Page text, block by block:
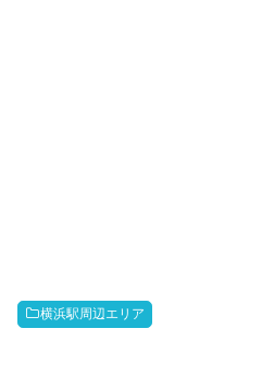
横浜駅周辺エリア